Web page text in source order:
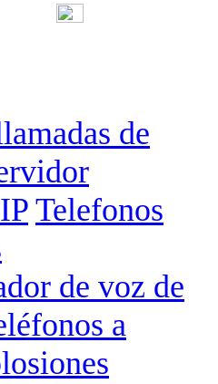
de
Telefonos
de voz de
a